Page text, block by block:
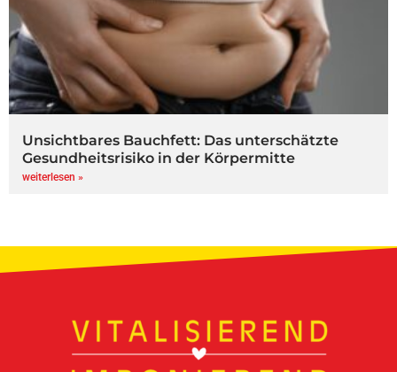
Unsichtbares Bauchfett: Das unterschätzte
Gesundheitsrisiko in der Körpermitte
weiterlesen »